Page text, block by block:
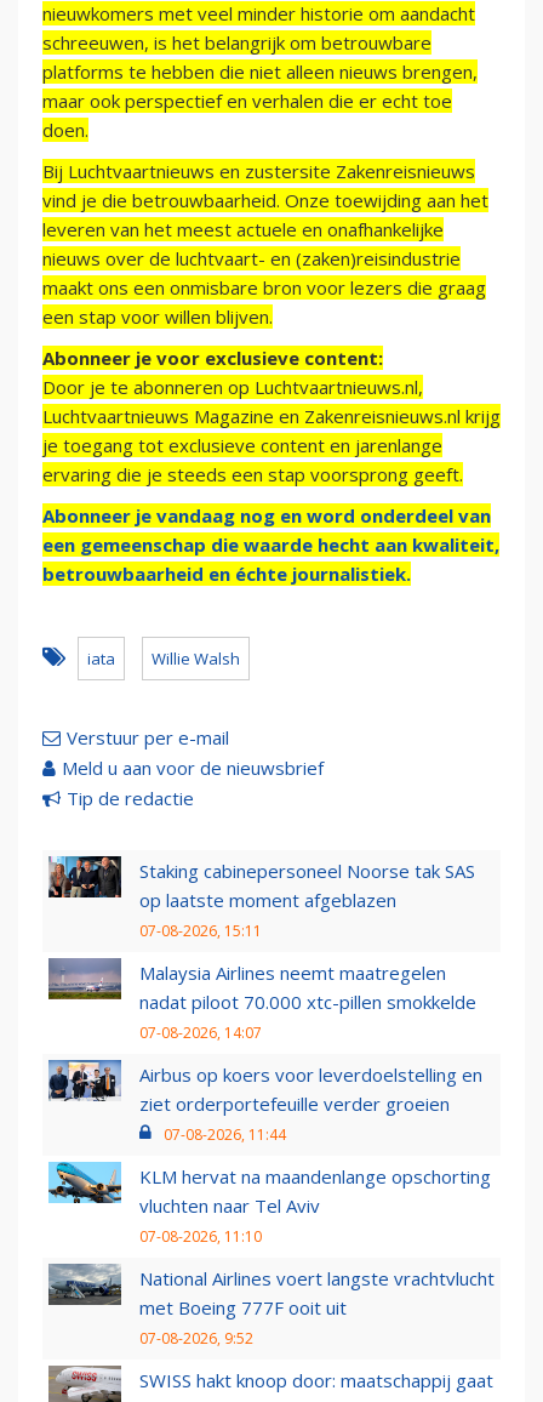
nieuwkomers met veel minder historie om aandacht
schreeuwen, is het belangrijk om betrouwbare
platforms te hebben die niet alleen nieuws brengen,
maar ook perspectief en verhalen die er echt toe
doen.
Bij Luchtvaartnieuws en zustersite Zakenreisnieuws
vind je die betrouwbaarheid. Onze toewijding aan het
leveren van het meest actuele en onafhankelijke
nieuws over de luchtvaart- en (zaken)reisindustrie
maakt ons een onmisbare bron voor lezers die graag
een stap voor willen blijven.
Abonneer je voor exclusieve content:
Door je te abonneren op Luchtvaartnieuws.nl,
Luchtvaartnieuws Magazine en Zakenreisnieuws.nl krijg
je toegang tot exclusieve content en jarenlange
ervaring die je steeds een stap voorsprong geeft.
Abonneer je vandaag nog en word onderdeel van
een gemeenschap die waarde hecht aan kwaliteit,
betrouwbaarheid en échte journalistiek.
iata Willie Walsh
Verstuur per e-mail
Meld u aan voor de nieuwsbrief
Tip de redactie
Staking cabinepersoneel Noorse tak SAS
op laatste moment afgeblazen
07-08-2026, 15:11
Malaysia Airlines neemt maatregelen
nadat piloot 70.000 xtc-pillen smokkelde
07-08-2026, 14:07
Airbus op koers voor leverdoelstelling en
ziet orderportefeuille verder groeien
07-08-2026, 11:44
KLM hervat na maandenlange opschorting
vluchten naar Tel Aviv
07-08-2026, 11:10
National Airlines voert langste vrachtvlucht
met Boeing 777F ooit uit
07-08-2026, 9:52
SWISS hakt knoop door: maatschappij gaat